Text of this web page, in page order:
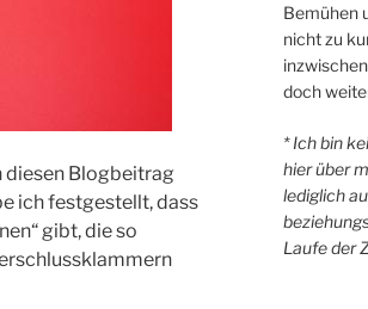
diesen Blogbeitrag
ich festgestellt, dass
gibt, die so
Bemühen
nicht zu
doch
* Ich bin
hier über
lediglich
Laufe der